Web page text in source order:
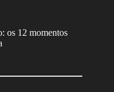
os 12 momentos